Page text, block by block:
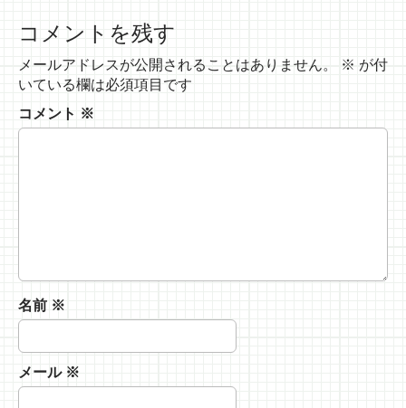
t
n
a
v
i
コメントを残す
メールアドレスが公開されることはありません。 ※ が付
いている欄は必須項目です
コメント ※
名前 ※
メール ※